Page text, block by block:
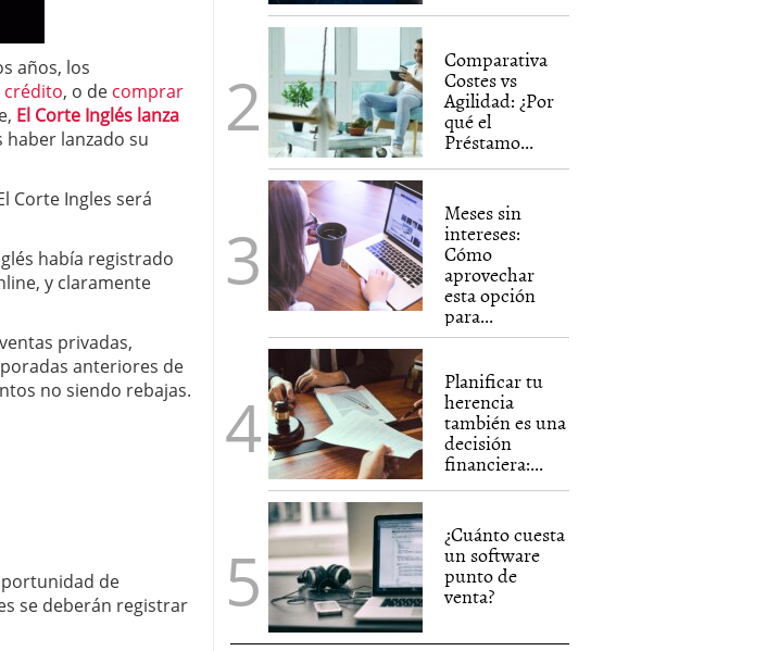
años, los
, o de comprar
El Corte Inglés lanza
haber lanzado su
Corte Ingles será
había registrado
y claramente
privadas,
anteriores de
no siendo rebajas.
de
se deberán registrar
Comparativa
Costes vs
Agilidad: ¿Por
qué el
Préstamo...
Meses sin
intereses:
Cómo
aprovechar
esta opción
para...
Planificar tu
herencia
también es una
decisión
financiera:...
¿Cuánto cuesta
un software
punto de
venta?